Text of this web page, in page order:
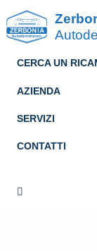
CERCA UN
AZIENDA
SERVIZI
CONTATTI